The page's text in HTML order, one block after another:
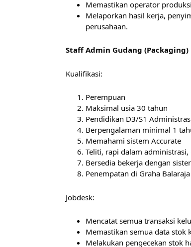
Memastikan operator
Melaporkan hasil kerja,
perusahaan.
Staff Admin Gudang (Packaging)
Kualifikasi:
Perempuan
Maksimal usia 30 tahun
Pendidikan D3/S1
Berpengalaman minimal 1
Memahami sistem Accurate
Teliti, rapi dalam
Bersedia bekerja dengan
Penempatan di Graha Balaraja
Jobdesk:
Mencatat semua transaksi
Memastikan semua data stok
Melakukan pengecekan stok